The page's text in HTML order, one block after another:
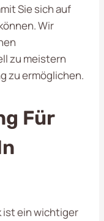
Sie sich auf
Wir
zu meistern
zu ermöglichen.
Für
ist ein wichtiger